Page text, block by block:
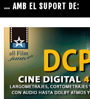
… AMB EL SUPORT DE: